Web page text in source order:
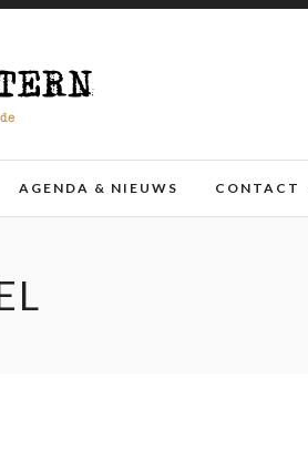
AGENDA & NIEUWS CONTACT